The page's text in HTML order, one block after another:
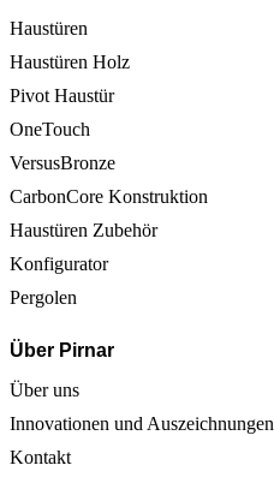
Haustüren
Haustüren Holz
Pivot Haustür
OneTouch
VersusBronze
CarbonCore Konstruktion
Haustüren Zubehör
Konfigurator
Pergolen
Über Pirnar
Über uns
Innovationen und Auszeichnungen
Kontakt